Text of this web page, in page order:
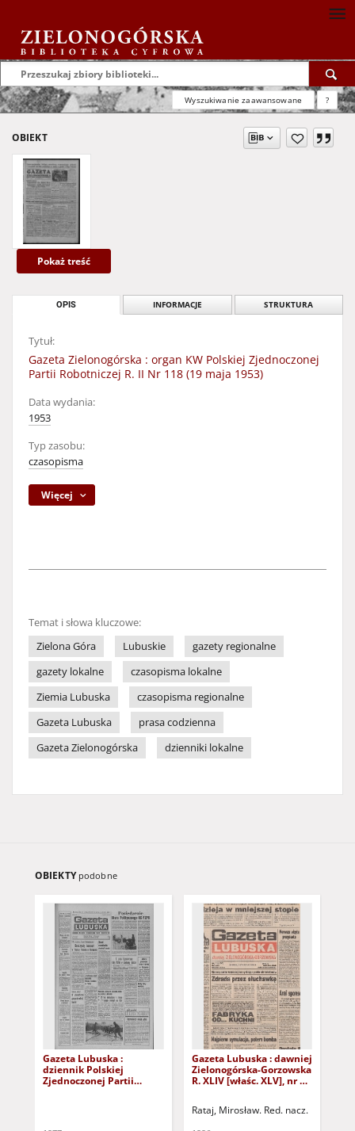
Wyszukiwanie zaawansowane ?
OBIEKT
Pokaż treść
OPIS INFORMACJE STRUKTURA
Tytuł:
Gazeta Zielonogórska : organ KW Polskiej Zjednoczonej
Partii Robotniczej R. II Nr 118 (19 maja 1953)
Data wydania:
1953
Typ zasobu:
czasopisma
Więcej
Temat i słowa kluczowe:
Zielona Góra
Lubuskie
gazety regionalne
gazety lokalne
czasopisma lokalne
Ziemia Lubuska
czasopisma regionalne
Gazeta Lubuska
prasa codzienna
Gazeta Zielonogórska
dzienniki lokalne
OBIEKTY podobne
Gazeta Lubuska :
dziennik Polskiej
Zjednoczonej Partii
Gazeta Lubuska : dawniej
Zielonogórska-Gorzowska
R. XLIV [właśc. XLV], nr 52
Rataj, Mirosław. Red. nacz.